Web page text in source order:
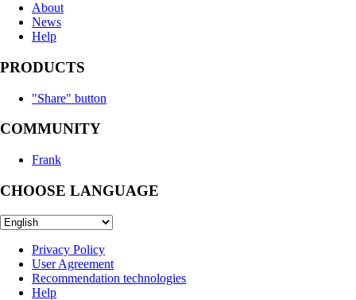
About
News
Help
PRODUCTS
"Share" button
COMMUNITY
Frank
CHOOSE LANGUAGE
Privacy Policy
User Agreement
Recommendation technologies
Help